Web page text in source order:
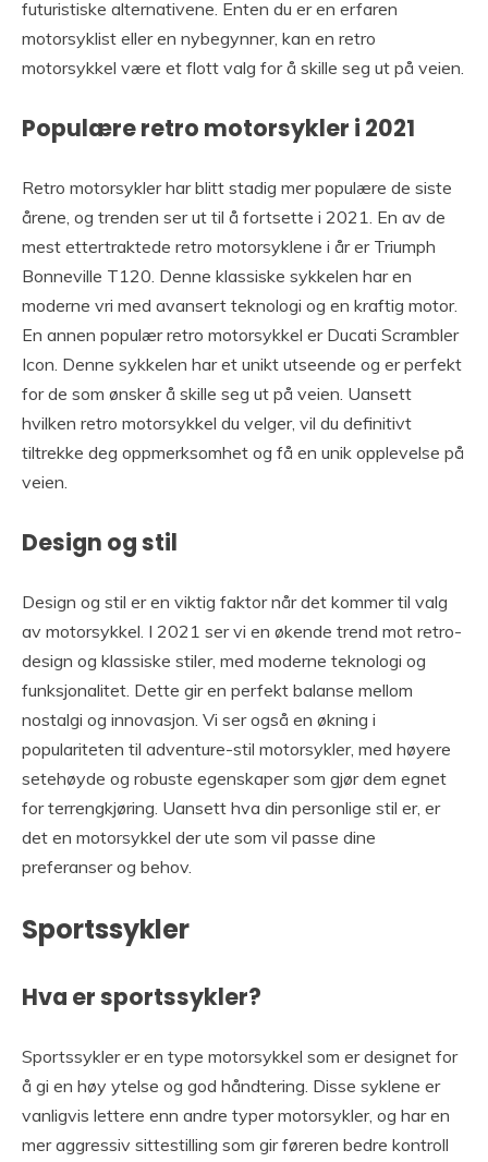
futuristiske alternativene. Enten du er en erfaren
motorsyklist eller en nybegynner, kan en retro
motorsykkel være et flott valg for å skille seg ut på veien.
Populære retro motorsykler i 2021
Retro motorsykler har blitt stadig mer populære de siste
årene, og trenden ser ut til å fortsette i 2021. En av de
mest ettertraktede retro motorsyklene i år er Triumph
Bonneville T120. Denne klassiske sykkelen har en
moderne vri med avansert teknologi og en kraftig motor.
En annen populær retro motorsykkel er Ducati Scrambler
Icon. Denne sykkelen har et unikt utseende og er perfekt
for de som ønsker å skille seg ut på veien. Uansett
hvilken retro motorsykkel du velger, vil du definitivt
tiltrekke deg oppmerksomhet og få en unik opplevelse på
veien.
Design og stil
Design og stil er en viktig faktor når det kommer til valg
av motorsykkel. I 2021 ser vi en økende trend mot retro-
design og klassiske stiler, med moderne teknologi og
funksjonalitet. Dette gir en perfekt balanse mellom
nostalgi og innovasjon. Vi ser også en økning i
populariteten til adventure-stil motorsykler, med høyere
setehøyde og robuste egenskaper som gjør dem egnet
for terrengkjøring. Uansett hva din personlige stil er, er
det en motorsykkel der ute som vil passe dine
preferanser og behov.
Sportssykler
Hva er sportssykler?
Sportssykler er en type motorsykkel som er designet for
å gi en høy ytelse og god håndtering. Disse syklene er
vanligvis lettere enn andre typer motorsykler, og har en
mer aggressiv sittestilling som gir føreren bedre kontroll